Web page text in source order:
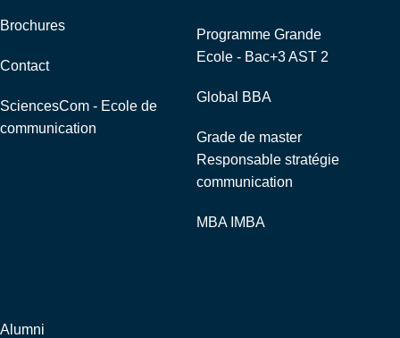
Brochures
Contact
SciencesCom - Ecole de
communication
Programme Grande
Ecole - Bac+3 AST 2
Global BBA
Grade de master
Responsable stratégie
communication
MBA IMBA
Alumni